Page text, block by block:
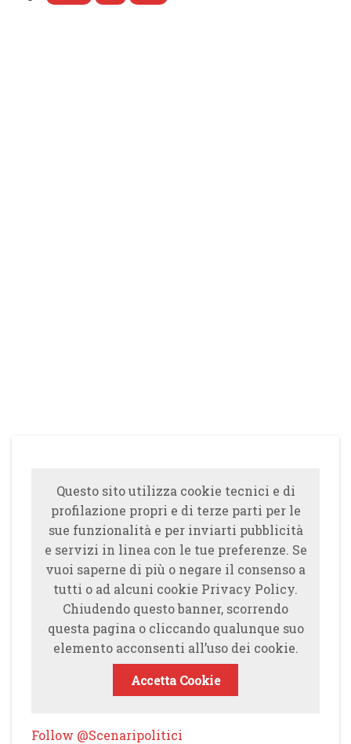
Questo sito utilizza cookie tecnici e di
profilazione propri e di terze parti per le
sue funzionalità e per inviarti pubblicità
e servizi in linea con le tue preferenze. Se
vuoi saperne di più o negare il consenso a
tutti o ad alcuni cookie Privacy Policy.
Chiudendo questo banner, scorrendo
questa pagina o cliccando qualunque suo
elemento acconsenti all’uso dei cookie.
Accetta Cookie
Follow @Scenaripolitici